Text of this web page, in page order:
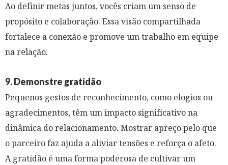
Ao definir metas juntos, vocês criam um senso de
propósito e colaboração. Essa visão compartilhada
fortalece a conexão e promove um trabalho em equipe
na relação.
9. Demonstre gratidão
Pequenos gestos de reconhecimento, como elogios ou
agradecimentos, têm um impacto significativo na
dinâmica do relacionamento. Mostrar apreço pelo que
o parceiro faz ajuda a aliviar tensões e reforça o afeto.
A gratidão é uma forma poderosa de cultivar um